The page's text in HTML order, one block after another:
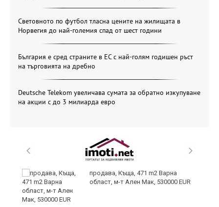
Световното по футбол тласна цените на жилищата в
Норвегия до най-големия спад от шест години
България е сред страните в ЕС с най-голям годишен ръст
на търговията на дребно
Deutsche Telekom увеличава сумата за обратно изкупуване
на акции с до 3 милиарда евро
продава, Къща, 471 m2 Варна
област, м-т Ален Мак, 530000 EUR